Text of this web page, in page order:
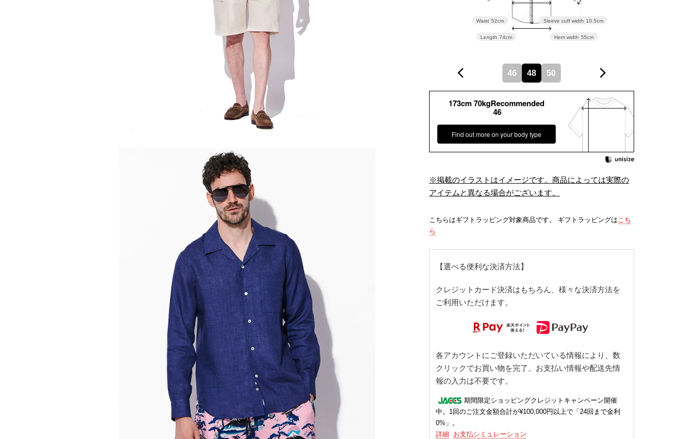
Hem width 55cm
Sleeve cuff width 10.5cm
Length 74cm
Waist 52cm
46 48 50
173cm 70kgRecommended
46
Find out more on your body type
※掲載のイラストはイメージです。商品によっては実際の
アイテムと異なる場合がございます。
こちらはギフトラッピング対象商品です。 ギフトラッピングは こち
ら
【選べる便利な決済方法】
クレジットカード決済はもちろん、様々な決済方法を
ご利用いただけます。
各アカウントにご登録いただいている情報により、数
クリックでお買い物を完了。お支払い情報や配送先情
報の入力は不要です。
期間限定ショッピングクレジットキャンペーン開催
中。1回のご注文金額合計が¥100,000円以上で「24回まで金利
0%」。
詳細
お支払シミュレーション